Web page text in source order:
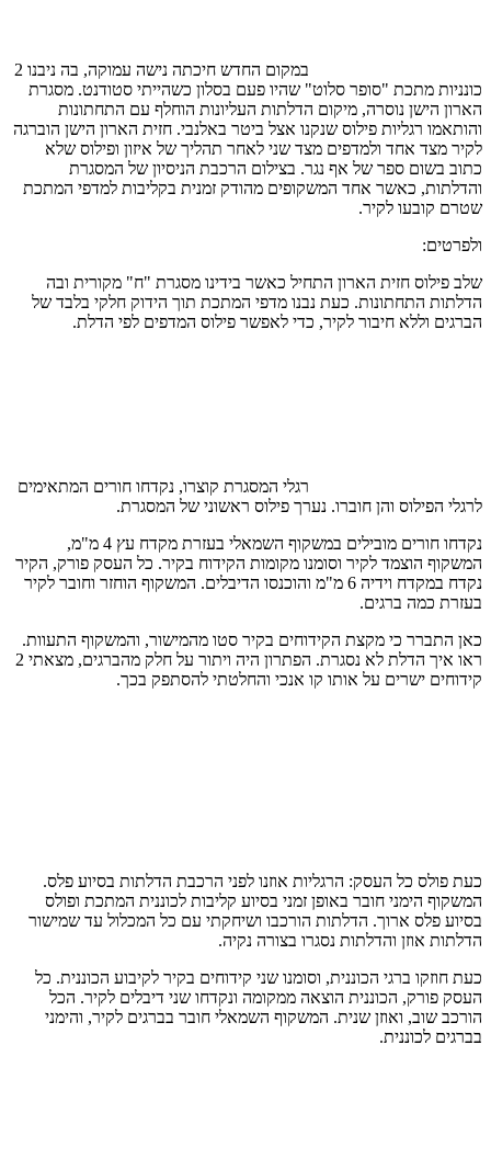
במקום החדש חיכתה נישה עמוקה, בה ניבנו 2
כונניות מתכת "סופר סלוט" שהיו פעם בסלון כשהייתי סטודנט. מסגרת
הארון הישן נוסרה, מיקום הדלתות העליונות הוחלף עם התחתונות
והותאמו רגליות פילוס שנקנו אצל ביטר באלנבי. חזית הארון הישן הוברגה
לקיר מצד אחד ולמדפים מצד שני לאחר תהליך של איזון ופילוס שלא
כתוב בשום ספר של אף נגר. בצילום הרכבת הניסיון של המסגרת
והדלתות, כאשר אחד המשקופים מהודק זמנית בקליבות למדפי המתכת
שטרם קובעו לקיר.
ולפרטים:
שלב פילוס חזית הארון התחיל כאשר בידינו מסגרת "ח" מקורית ובה
הדלתות התחתונות. כעת נבנו מדפי המתכת תוך הידוק חלקי בלבד של
הברגים וללא חיבור לקיר, כדי לאפשר פילוס המדפים לפי הדלת.
רגלי המסגרת קוצרו, נקדחו חורים המתאימים
לרגלי הפילוס והן חוברו. נערך פילוס ראשוני של המסגרת.
נקדחו חורים מובילים במשקוף השמאלי בעזרת מקדח עץ 4 מ"מ,
המשקוף הוצמד לקיר וסומנו מקומות הקידוח בקיר. כל העסק פורק, הקיר
נקדח במקדח וידיה 6 מ"מ והוכנסו הדיבלים. המשקוף הוחזר וחובר לקיר
בעזרת כמה ברגים.
כאן התברר כי מקצת הקידוחים בקיר סטו מהמישור, והמשקוף התעוות.
ראו איך הדלת לא נסגרת. הפתרון היה ויתור על חלק מהברגים, מצאתי 2
קידוחים ישרים על אותו קו אנכי והחלטתי להסתפק בכך.
כעת פולס כל העסק: הרגליות אוזנו לפני הרכבת הדלתות בסיוע פלס.
המשקוף הימני חובר באופן זמני בסיוע קליבות לכוננית המתכת ופולס
בסיוע פלס ארוך. הדלתות הורכבו ושיחקתי עם כל המכלול עד שמישור
הדלתות אוזן והדלתות נסגרו בצורה נקיה.
כעת חוזקו ברגי הכוננית, וסומנו שני קידוחים בקיר לקיבוע הכוננית. כל
העסק פורק, הכוננית הוצאה ממקומה ונקדחו שני דיבלים לקיר. הכל
הורכב שוב, ואוזן שנית. המשקוף השמאלי חובר בברגים לקיר, והימני
בברגים לכוננית.